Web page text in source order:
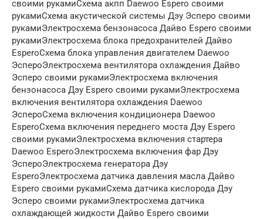
своими рукамиСхема акпп Daewoo Espero своими
рукамиСхема акустической системы Дэу Эсперо своими
рукамиЭлектросхема бензонасоса Дайво Espero своими
рукамиЭлектросхема блока предохранителей Дайво
EsperoСхема блока управления двигателем Daewoo
ЭспероЭлектросхема вентилятора охлаждения Дайво
Эсперо своими рукамиЭлектросхема включения
бензонасоса Дэу Espero своими рукамиЭлектросхема
включения вентилятора охлаждения Daewoo
ЭспероСхема включения кондиционера Daewoo
EsperoСхема включения переднего моста Дэу Espero
своими рукамиЭлектросхема включения стартера
Daewoo EsperoЭлектросхема включения фар Дэу
ЭспероЭлектросхема генератора Дэу
EsperoЭлектросхема датчика давления масла Дайво
Espero своими рукамиСхема датчика кислорода Дэу
Эсперо своими рукамиЭлектросхема датчика
охлаждающей жидкости Дайво Espero своими